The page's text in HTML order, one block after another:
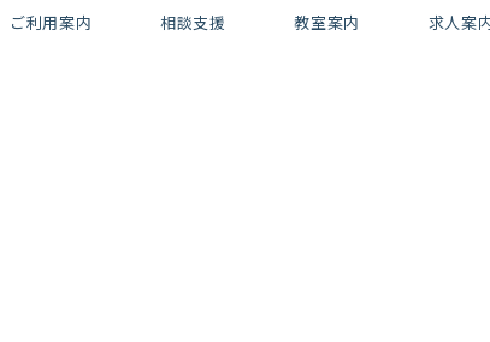
ご利用案内 相談支援 教室案内 求人案